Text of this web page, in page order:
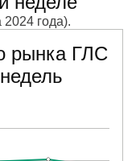
2024 года).
рынка ГЛС